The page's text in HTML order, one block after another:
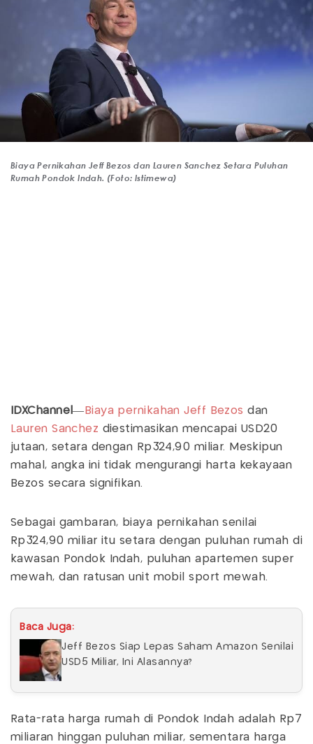
Biaya Pernikahan Jeff Bezos dan Lauren Sanchez Setara Puluhan
Rumah Pondok Indah. (Foto: Istimewa)
IDXChannel— Biaya pernikahan Jeff Bezos dan
Lauren Sanchez diestimasikan mencapai USD20
jutaan, setara dengan Rp324,90 miliar. Meskipun
mahal, angka ini tidak mengurangi harta kekayaan
Bezos secara signifikan.
Sebagai gambaran, biaya pernikahan senilai
Rp324,90 miliar itu setara dengan puluhan rumah di
kawasan Pondok Indah, puluhan apartemen super
mewah, dan ratusan unit mobil sport mewah.
Baca Juga:
Jeff Bezos Siap Lepas Saham Amazon Senilai
USD5 Miliar, Ini Alasannya?
Rata-rata harga rumah di Pondok Indah adalah Rp7
miliaran hinggan puluhan miliar, sementara harga